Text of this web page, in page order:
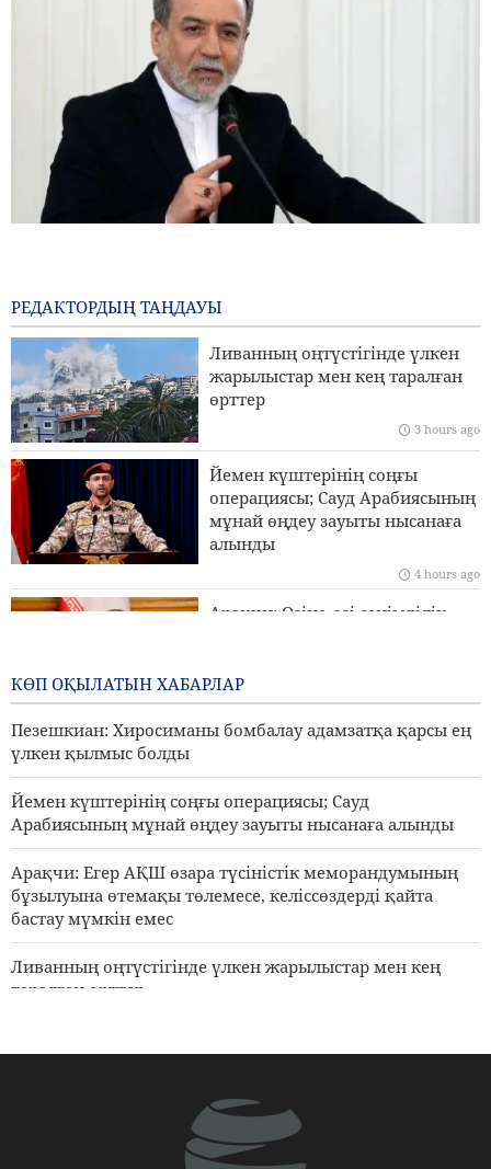
4 hours ago
Пәкістанның Қорғаныс министрі: Ислам елдерінің
сионистік режимге қарсы бірлігі өте маңызды
Пезешкиан: Хиросиманы бомбалау адамзатқа қарсы ең
үлкен қылмыс болды
Бригада генералы Ибн-әл-Реза: Иранның жергілікті
технологиясы аймақтағы кез келген импорттық
жүйеден жоғары
Сананың Эр-Риядқа қатаң ескертуі
РЕДАКТОРДЫҢ ТАҢДАУЫ
Ливанның оңтүстігінде үлкен
жарылыстар мен кең таралған
өрттер
3 hours ago
Йемен күштерінің соңғы
операциясы; Сауд Арабиясының
мұнай өңдеу зауыты нысанаға
алынды
4 hours ago
Арақчи: Өзіне-өзі сенімділік
КӨП ОҚЫЛАТЫН ХАБАРЛАР
Пезешкиан: Хиросиманы бомбалау адамзатқа қарсы ең
үлкен қылмыс болды
Йемен күштерінің соңғы операциясы; Сауд
Арабиясының мұнай өңдеу зауыты нысанаға алынды
Арақчи: Егер АҚШ өзара түсіністік меморандумының
бұзылуына өтемақы төлемесе, келіссөздерді қайта
бастау мүмкін емес
Ливанның оңтүстігінде үлкен жарылыстар мен кең
таралған өрттер
сионистік режимге қарсы бірлігі өте маңызды
Арақчи: Өзіне-өзі сенімділік пен шынайы бауырластық